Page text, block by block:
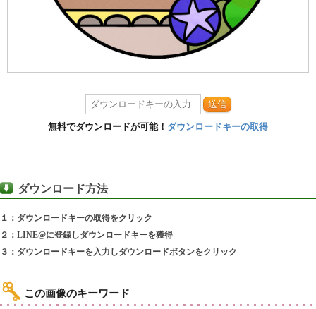
送信
無料でダウンロードが可能！ ダウンロードキーの取得
ダウンロード方法
１：ダウンロードキーの取得をクリック
２：LINE@に登録しダウンロードキーを獲得
３：ダウンロードキーを入力しダウンロードボタンをクリック
この画像のキーワード